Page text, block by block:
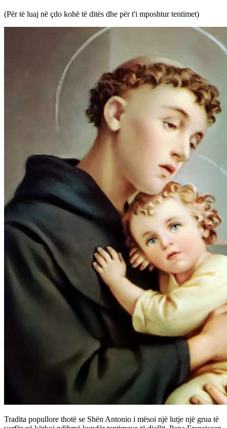
(Për të luaj në çdo kohë të ditës dhe për t'i mposhtur tentimet)
Tradita popullore thotë se Shën Antonio i mësoi një lutje një grua të